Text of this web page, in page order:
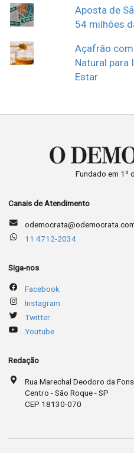
Aposta de
54 milhões
Açafrão
Natural para
Estar
Fundado em 1º
Canais de Atendimento
11 4712-2034
Siga-nos
Facebook
Instagram
Twitter
Youtube
Redação
Rua Marechal Deodoro da
Centro - São Roque - SP
CEP 18130-070